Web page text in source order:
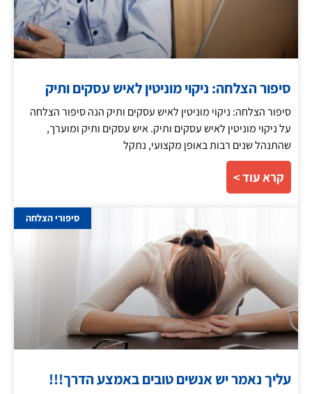
סיפור הצלחה: ניקוי מוניטין לאיש עסקים ותיק
סיפור הצלחה: ניקוי מוניטין לאיש עסקים ותיק הנה סיפור הצלחה
על ניקוי מוניטין לאיש עסקים ותיק. איש עסקים ותיק ומוערך,
שהתנהל שנים רבות באופן מקצועי, נתקל
קרא עוד >
סיפורי הצלחה
עליך נאמר יש אנשים טובים באמצע הדרך!!!